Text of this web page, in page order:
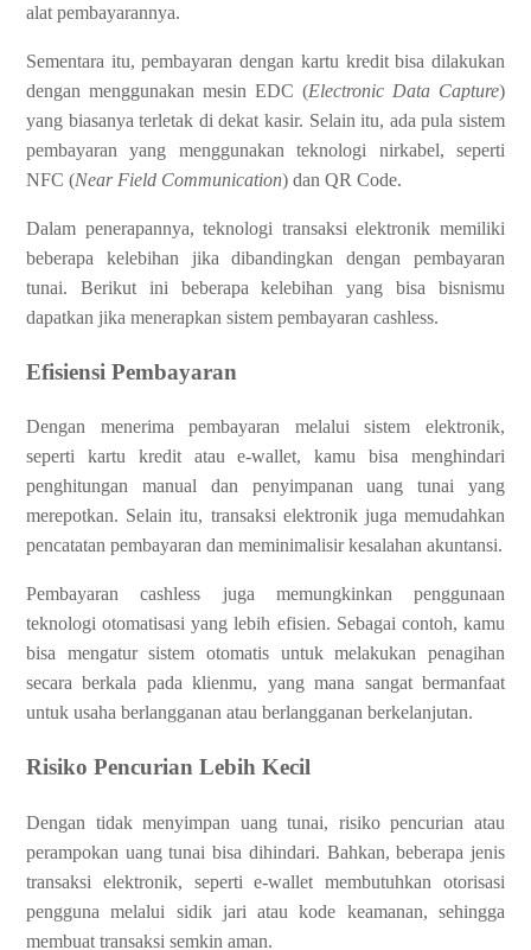
alat pembayarannya.
Sementara itu, pembayaran dengan kartu kredit bisa dilakukan
dengan menggunakan mesin EDC (Electronic Data Capture)
yang biasanya terletak di dekat kasir. Selain itu, ada pula sistem
pembayaran yang menggunakan teknologi nirkabel, seperti
NFC (Near Field Communication) dan QR Code.
Dalam penerapannya, teknologi transaksi elektronik memiliki
beberapa kelebihan jika dibandingkan dengan pembayaran
tunai. Berikut ini beberapa kelebihan yang bisa bisnismu
dapatkan jika menerapkan sistem pembayaran cashless.
Efisiensi Pembayaran
Dengan menerima pembayaran melalui sistem elektronik,
seperti kartu kredit atau e-wallet, kamu bisa menghindari
penghitungan manual dan penyimpanan uang tunai yang
merepotkan. Selain itu, transaksi elektronik juga memudahkan
pencatatan pembayaran dan meminimalisir kesalahan akuntansi.
Pembayaran cashless juga memungkinkan penggunaan
teknologi otomatisasi yang lebih efisien. Sebagai contoh, kamu
bisa mengatur sistem otomatis untuk melakukan penagihan
secara berkala pada klienmu, yang mana sangat bermanfaat
untuk usaha berlangganan atau berlangganan berkelanjutan.
Risiko Pencurian Lebih Kecil
Dengan tidak menyimpan uang tunai, risiko pencurian atau
perampokan uang tunai bisa dihindari. Bahkan, beberapa jenis
transaksi elektronik, seperti e-wallet membutuhkan otorisasi
pengguna melalui sidik jari atau kode keamanan, sehingga
membuat transaksi semkin aman.